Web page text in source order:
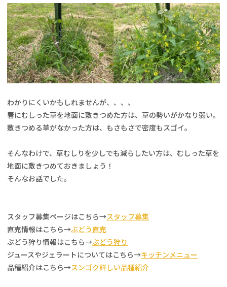
わかりにくいかもしれませんが、、、、
春にむしった草を地面に敷きつめた方は、草の勢いがかなり弱い。
敷きつめる草がなかった方は、もさもさで密度もスゴイ。
そんなわけで、草むしりを少しでも減らしたい方は、むしった草を
地面に敷きつめておきましょう！
そんなお話でした。
スタッフ募集ページはこちら→スタッフ募集
直売情報はこちら→ぶどう直売
ぶどう狩り情報はこちら→ぶどう狩り
ジュースやジェラートについてはこちら→キッチンメニュー
品種紹介はこちら→スンゴク詳しい品種紹介